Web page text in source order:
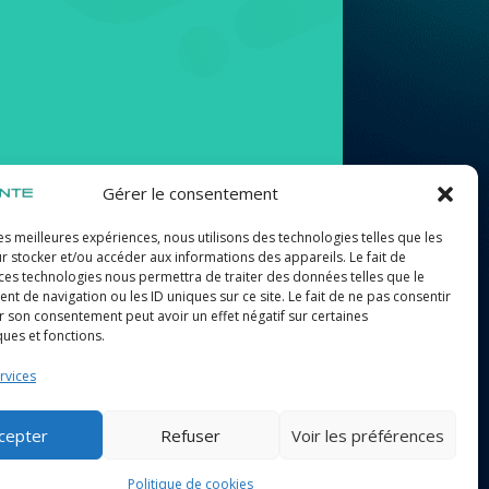
Gérer le consentement
meilleures expériences, nous utilisons des technologies telles que les
stocker et/ou accéder aux informations des appareils. Le fait de
technologies nous permettra de traiter des données telles que le
de navigation ou les ID uniques sur ce site. Le fait de ne pas consentir
son consentement peut avoir un effet négatif sur certaines
et fonctions.
Refuser Voir les préférences
Politique de cookies
Suivez-nous